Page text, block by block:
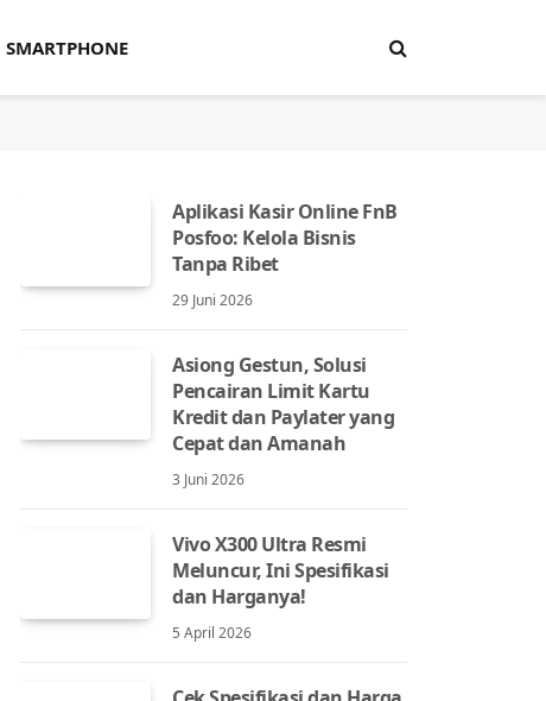
SMARTPHONE
Aplikasi Kasir Online FnB
Posfoo: Kelola Bisnis
Tanpa Ribet
29 Juni 2026
Asiong Gestun, Solusi
Pencairan Limit Kartu
Kredit dan Paylater yang
Cepat dan Amanah
3 Juni 2026
Vivo X300 Ultra Resmi
Meluncur, Ini Spesifikasi
dan Harganya!
5 April 2026